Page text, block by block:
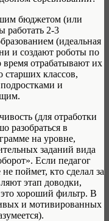
бюджетом (или
2-3
(идеальная
и создают роботы по
время отрабатывают их
старших классов,
и
(для отработки
разобраться в
на уровне,
заданий вида
Если педагог
поймет, кто сделал за
этап доводки,
хороший фильтр. В
и мотивированных